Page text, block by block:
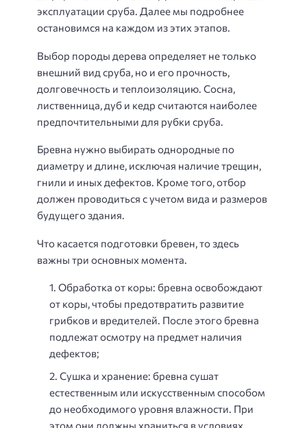
эксплуатации сруба. Далее мы подробнее
остановимся на каждом из этих этапов.
Выбор породы дерева определяет не только
внешний вид сруба, но и его прочность,
долговечность и теплоизоляцию. Сосна,
лиственница, дуб и кедр считаются наиболее
предпочтительными для рубки сруба.
Бревна нужно выбирать однородные по
диаметру и длине, исключая наличие трещин,
гнили и иных дефектов. Кроме того, отбор
должен проводиться с учетом вида и размеров
будущего здания.
Что касается подготовки бревен, то здесь
важны три основных момента.
Обработка от коры: бревна освобождают
от коры, чтобы предотвратить развитие
грибков и вредителей. После этого бревна
подлежат осмотру на предмет наличия
дефектов;
Сушка и хранение: бревна сушат
естественным или искусственным способом
до необходимого уровня влажности. При
этом они должны храниться в условиях,